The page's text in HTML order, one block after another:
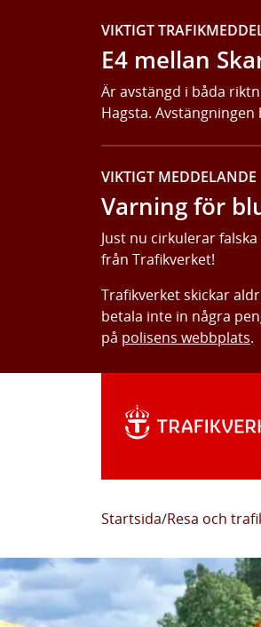
VIKTIGT
E4 mellan
Är avstängd i båda
Hagsta.
VIKTIGT MEDDELANDE
Varning för
Just nu cirkulerar
från Trafikverket!
Trafikverket skickar
betala inte in några
på polisens webbplats.
Startsida/Resa och